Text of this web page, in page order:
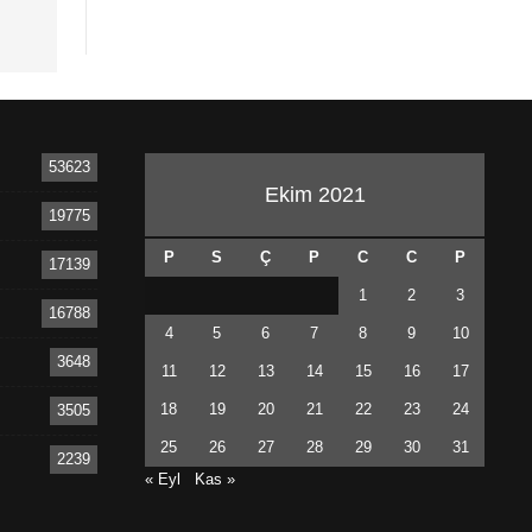
53623
19775
17139
16788
3648
3505
2239
Ekim 2021
P S Ç P C C P
1 2 3
4 5 6 7 8 9 10
11 12 13 14 15 16 17
18 19 20 21 22 23 24
25 26 27 28 29 30
31
« Eyl
Kas »